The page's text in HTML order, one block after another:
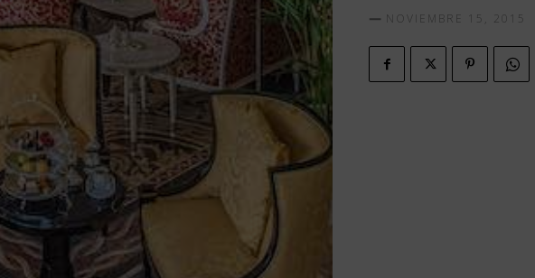
NOVIEMBRE 15, 2015